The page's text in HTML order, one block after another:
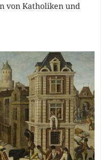
von Katholiken und